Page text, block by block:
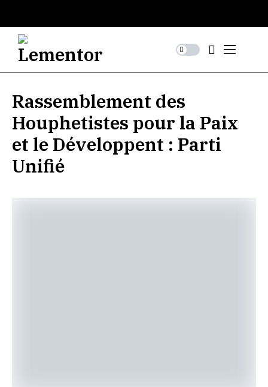
Rassemblement des
Houphetistes pour la Paix
et le Développent : Parti
Unifié